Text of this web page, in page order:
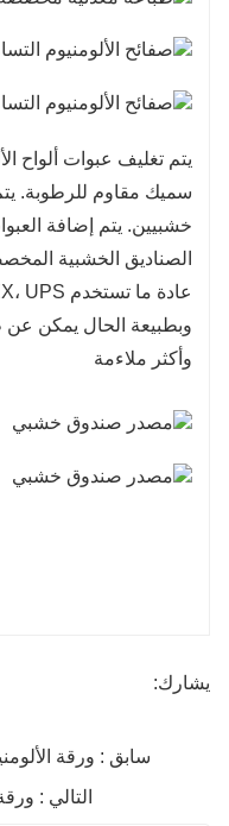
يتم تغليف عبوات ألواح
سميك مقاوم للرطوبة.
خشبيين. يتم إضافة
الصناديق الخشبية
وبطبيعة الحال يمكن عن
وأكثر ملاءمة
يشارك:
سابق : ورقة
التالي :